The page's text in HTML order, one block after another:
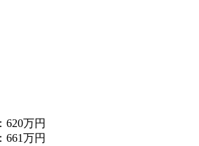
620万円
661万円